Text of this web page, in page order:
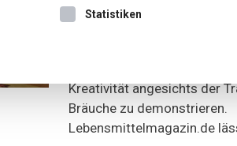
Teegenuss in höchster
Gelegenheit,
Kreativität angesichts der
Bräuche zu demonstrieren.
Lebensmittelmagazin.de
kann. Die erste Service-Gruppe ist
Statistiken